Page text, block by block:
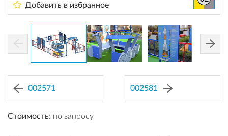
Добавить в избранное
002571 002581
Стоимость: по запросу